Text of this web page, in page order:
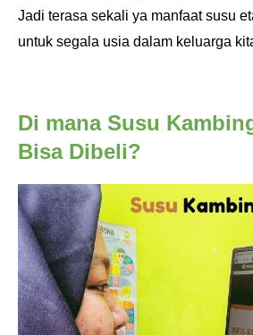
Jadi terasa sekali ya manfaat susu
untuk segala usia dalam keluarga
Di mana Susu
Bisa Dibeli?